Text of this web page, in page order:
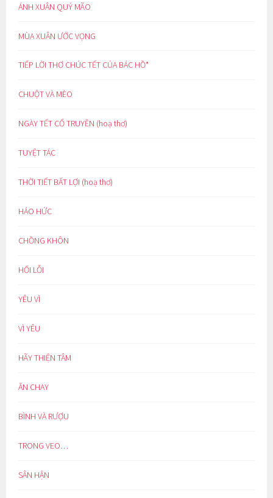
ÁNH XUÂN QUÝ MÃO
MÙA XUÂN ƯỚC VỌNG
TIẾP LỜI THƠ CHÚC TẾT CỦA BÁC HỒ*
CHUỘT VÀ MÈO
NGÀY TẾT CỔ TRUYỀN (hoạ thơ)
TUYỆT TÁC
THỜI TIẾT BẤT LỢI (hoạ thơ)
HÁO HỨC
CHỒNG KHÔN
HỐI LỖI
YÊU VÌ
VÌ YÊU
HÃY THIỆN TÂM
ĂN CHAY
BÌNH VÀ RƯỢU
TRONG VEO…
SÂN HẬN